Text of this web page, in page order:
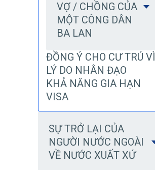
VỢ / CHỒNG CỦA
MỘT CÔNG DÂN
BA LAN
ĐỒNG Ý CHO CƯ TRÚ VÌ
LÝ DO NHÂN ĐẠO
KHẢ NĂNG GIA HẠN
VISA
SỰ TRỞ LẠI CỦA
NGƯỜI NƯỚC NGOÀI
VỀ NƯỚC XUẤT XỨ